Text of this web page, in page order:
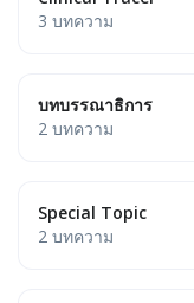
3 บทความ
บทบรรณาธิการ
2 บทความ
Special Topic
2 บทความ